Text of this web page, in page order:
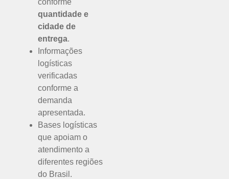
quantidade e
cidade de
entrega.
Informações
logísticas
verificadas
conforme a
demanda
apresentada.
Bases logísticas
que apoiam o
atendimento a
diferentes regiões
do Brasil.